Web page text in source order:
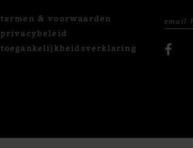
termen & voorwaarden
privacybeleid
toegankelijkheidsverklaring